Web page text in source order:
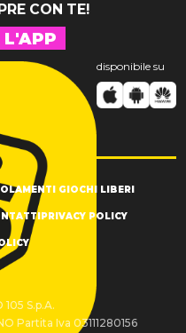
CON TE!
L'APP
disponibile su
GIOCHI LIBERI
PRIVACY POLICY
S.p.A.
Partita Iva 03111280156